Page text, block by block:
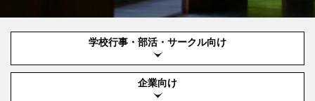
学校行事・部活・サークル向け
企業向け